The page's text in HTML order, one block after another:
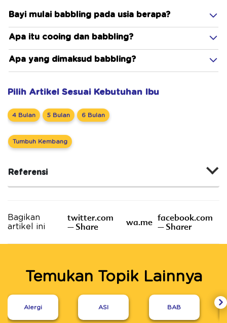
Bayi mulai babbling pada usia berapa?
Apa itu cooing dan babbling?
Apa yang dimaksud babbling?
Pilih Artikel Sesuai Kebutuhan Ibu
4 Bulan 5 Bulan 6 Bulan
Tumbuh Kembang
Referensi
Bagikan
artikel ini
twitter.com
– Share
wa.me facebook.com
– Sharer
Temukan Topik Lainnya
Alergi ASI BAB